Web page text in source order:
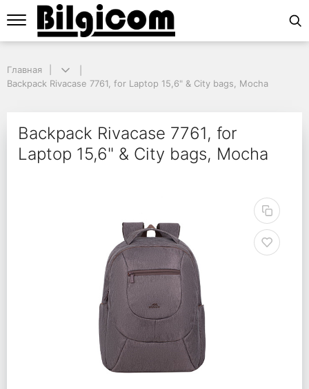
Backpack Rivacase 7761, for Laptop 15,6" & City bags, Mocha
Backpack Rivacase
Главная
Backpack Rivacase 7761, for Laptop 15,6" & City bags, Mocha
Backpack Rivacase 7761, for
Laptop 15,6" & City bags, Mocha